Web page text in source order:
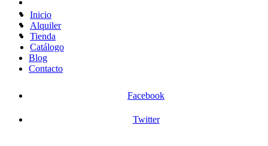
Inicio
Alquiler
Tienda
Catálogo
Blog
Contacto
Facebook
Twitter